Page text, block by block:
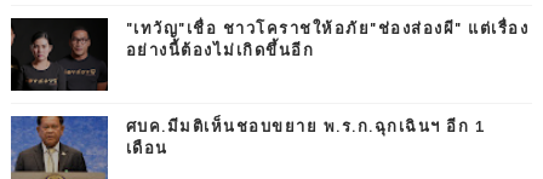
"เทวัญ"เชื่อ ชาวโคราชให้อภัย"ช่องส่องผี" แต่เรื่อง
อย่างนี้ต้องไม่เกิดขึ้นอีก
ศบค.มีมติเห็นชอบขยาย พ.ร.ก.ฉุกเฉินฯ อีก 1
เดือน